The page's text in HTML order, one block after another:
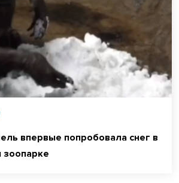
впервые попробовала снег в
зоопарке